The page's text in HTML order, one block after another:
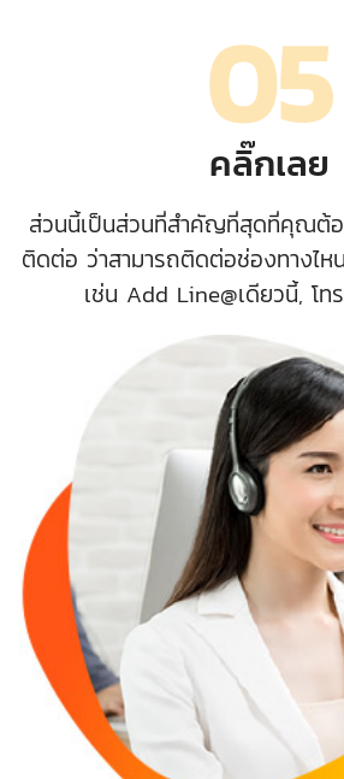
05
คลิ๊กเลย
ส่วนนี้เป็นส่วนที่สำคัญที่สุดที่คุณต้
ติดต่อ ว่าสามารถติดต่อช่องทางไห
เช่น Add Line@เดียวนี้, โท